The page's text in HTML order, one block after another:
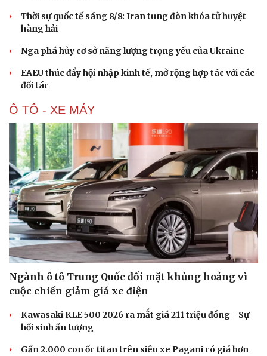
Thời sự quốc tế sáng 8/8: Iran tung đòn khóa tử huyệt
hàng hải
Nga phá hủy cơ sở năng lượng trọng yếu của Ukraine
EAEU thúc đẩy hội nhập kinh tế, mở rộng hợp tác với các
đối tác
Ô TÔ - XE MÁY
Ngành ô tô Trung Quốc đối mặt khủng hoảng vì
cuộc chiến giảm giá xe điện
Kawasaki KLE 500 2026 ra mắt giá 211 triệu đồng - Sự
hồi sinh ấn tượng
Gần 2.000 con ốc titan trên siêu xe Pagani có giá hơn